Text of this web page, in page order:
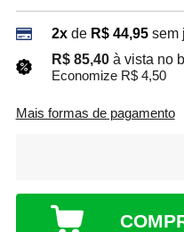
2xde R$ 44,95 sem
R$ 85,40 à vista no
Economize R$ 4,50
Mais formas de pagamento